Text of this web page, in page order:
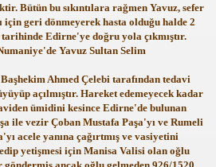
Bütün bu sıkıntılara rağmen Yavuz, sefer
için geri dönmeyerek hasta olduğu halde 2
Edirne'ye doğru yola çıkmıştır.
Yavuz Sultan Selim
Ahmed Çelebi tarafından tedavi
açılmıştır. Hareket edemeyecek kadar
ümidini kesince Edirne'de bulunan
ile vezir Çoban Mustafa Paşa'yı ve Rumeli
acele yanına çağırtmış ve vasiyetini
yetişmesi için Manisa Valisi olan oğlu